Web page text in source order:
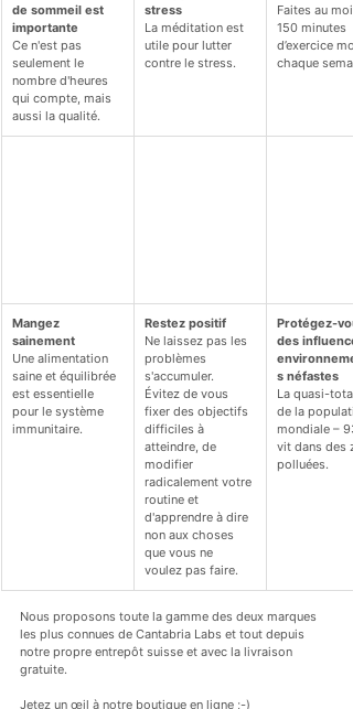
de sommeil est
importante
Ce n'est pas
seulement le
nombre d'heures
qui compte, mais
aussi la qualité.
stress
La méditation est
utile pour lutter
contre le stress.
Faites au
150 minutes
d’exercice
chaque
Mangez
sainement
Une alimentation
saine et équilibrée
est essentielle
pour le système
immunitaire.
Restez positif
Ne laissez pas les
problèmes
s'accumuler.
Évitez de vous
fixer des objectifs
difficiles à
atteindre, de
modifier
radicalement votre
routine et
d'apprendre à dire
non aux choses
que vous ne
voulez pas faire.
Protégez-
des
s néfastes
La quasi-
de la
mondiale –
vit dans des
polluées.
Nous proposons toute la gamme des deux marques
les plus connues de Cantabria Labs et tout depuis
notre propre entrepôt suisse et avec la livraison
gratuite.
Jetez un œil à notre boutique en ligne ;-)